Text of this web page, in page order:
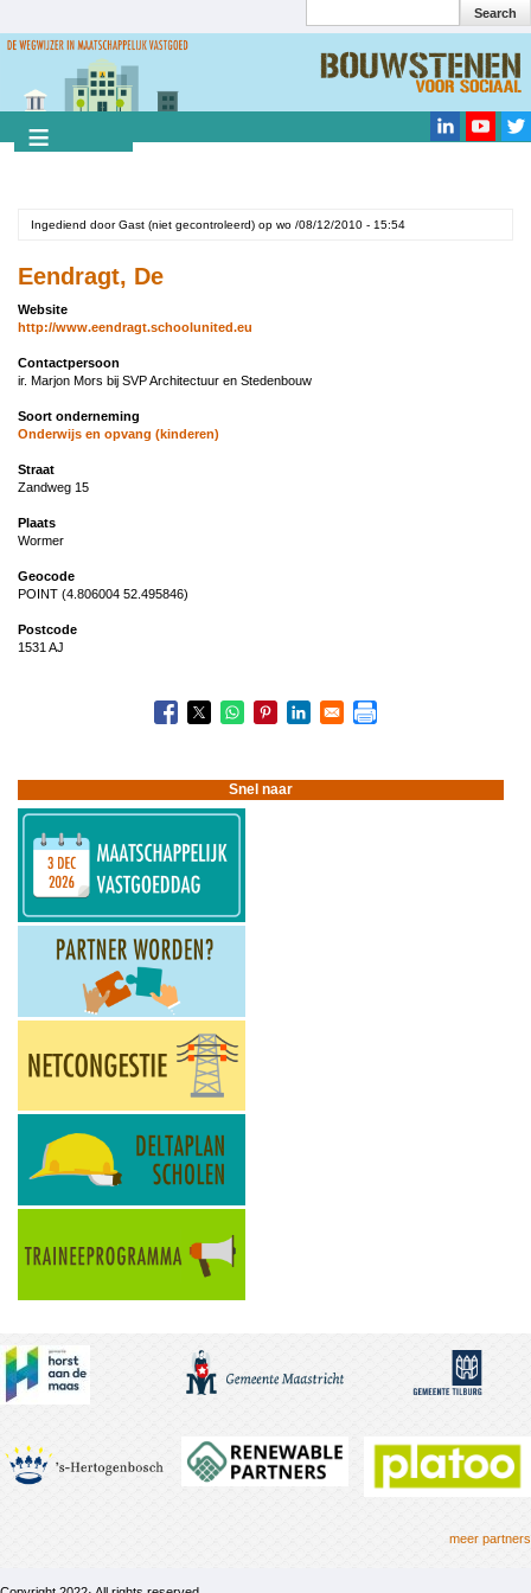
naar
gaan
Search
Ingediend doorGast (niet gecontroleerd) op wo /08/12/2010 - 15:54
Eendragt, De
Website
http://www.eendragt.schoolunited.eu
Contactpersoon
ir. Marjon Mors bij SVP Architectuur en Stedenbouw
Soort onderneming
Onderwijs en opvang (kinderen)
Straat
Zandweg 15
Plaats
Wormer
Geocode
POINT (4.806004 52.495846)
Postcode
1531 AJ
Snel naar
meer partners